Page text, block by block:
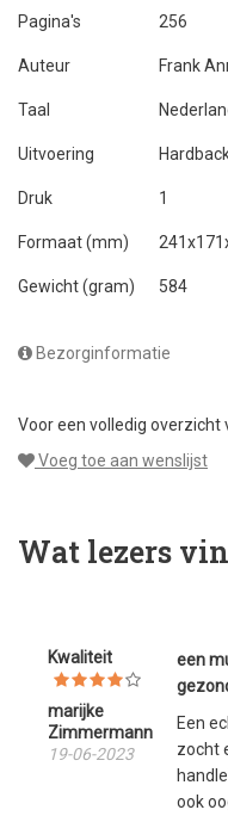
Pagina's 256
Auteur Frank
Taal
Uitvoering
Druk 1
Formaat (mm)
Gewicht (gram) 584
Bezorginformatie
Voor een volledig overzicht
Voeg toe aan wenslijst
Wat lezers
Kwaliteit
marijke
Zimmermann
19-06-2023
een
Een
zocht
ook